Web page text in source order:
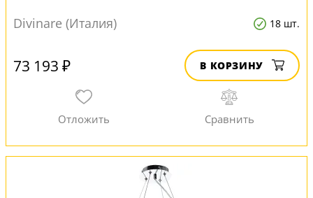
Divinare (Италия) 18 шт.
73 193 ₽ В КОРЗИНУ